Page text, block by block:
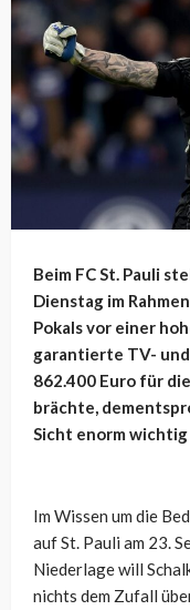
Beim FC St. Pauli
Dienstag im
Pokals vor einer
garantierte TV-
862.400 Euro für
brächte,
Sicht enorm wichtig
Im Wissen um die
auf St. Pauli am 23.
Niederlage will
nichts dem Zufall